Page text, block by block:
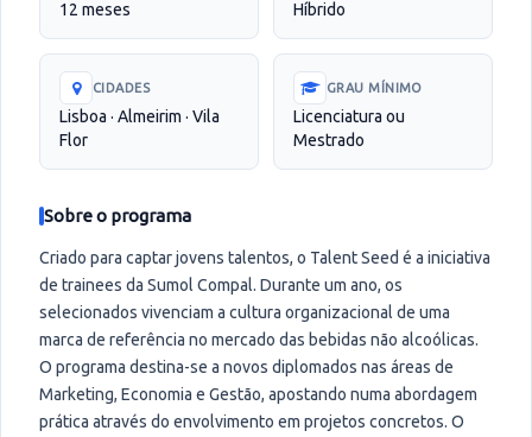
12 meses Híbrido
CIDADES
Lisboa · Almeirim · Vila
Flor
GRAU MÍNIMO
Licenciatura ou
Mestrado
Sobre o programa
Criado para captar jovens talentos, o Talent Seed é a iniciativa
de trainees da Sumol Compal. Durante um ano, os
selecionados vivenciam a cultura organizacional de uma
marca de referência no mercado das bebidas não alcoólicas.
O programa destina-se a novos diplomados nas áreas de
Marketing, Economia e Gestão, apostando numa abordagem
prática através do envolvimento em projetos concretos. O